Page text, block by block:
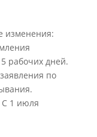
изменения:
5 рабочих дней.
по
С 1 июля